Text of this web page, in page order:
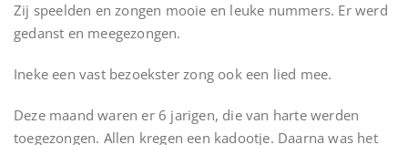
Zij speelden en zongen mooie en leuke nummers. Er werd
gedanst en meegezongen.
Ineke een vast bezoekster zong ook een lied mee.
Deze maand waren er 6 jarigen, die van harte werden
toegezongen. Allen kregen een kadootje. Daarna was het